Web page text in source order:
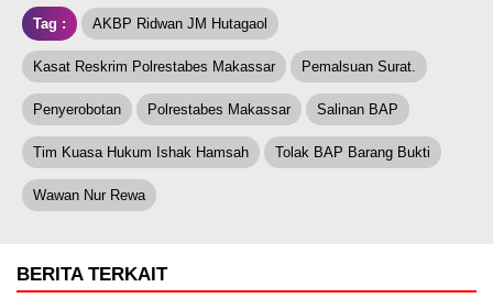
Tag : AKBP Ridwan JM Hutagaol
Kasat Reskrim Polrestabes Makassar Pemalsuan Surat.
Penyerobotan Polrestabes Makassar Salinan BAP
Tim Kuasa Hukum Ishak Hamsah Tolak BAP Barang Bukti
Wawan Nur Rewa
BERITA TERKAIT